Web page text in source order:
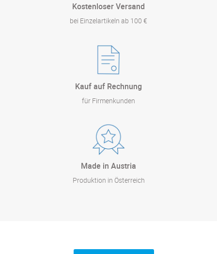
Kostenloser Versand
bei Einzelartikeln ab 100 €
Kauf auf Rechnung
für Firmenkunden
Made in Austria
Produktion in Österreich